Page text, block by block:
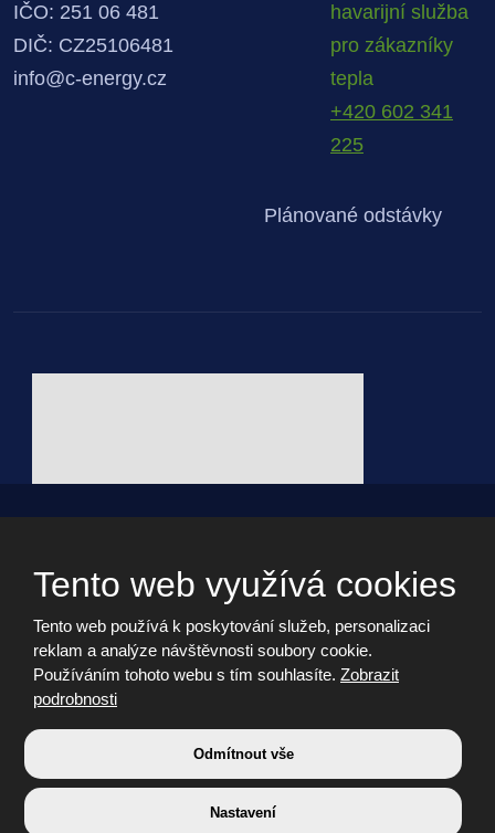
IČO: 251 06 481
DIČ: CZ25106481
info@c-energy.cz
havarijní služba
pro zákazníky
tepla
+420 602 341
225
Plánované odstávky
Informační memorandum
Cookies
Nastavení cookies
Bezpečnost a ochrana osobních údajů
VYROBILA
Tento web využívá cookies
Tento web používá k poskytování služeb, personalizaci
reklam a analýze návštěvnosti soubory cookie.
Používáním tohoto webu s tím souhlasíte. Zobrazit
podrobnosti
Odmítnout vše
Nastavení